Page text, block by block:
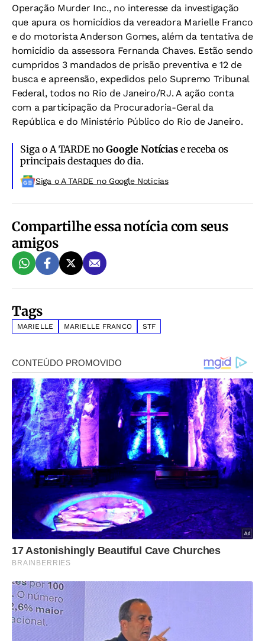
Operação Murder Inc., no interesse da investigação
que apura os homicídios da vereadora Marielle Franco
e do motorista Anderson Gomes, além da tentativa de
homicídio da assessora Fernanda Chaves. Estão sendo
cumpridos 3 mandados de prisão preventiva e 12 de
busca e apreensão, expedidos pelo Supremo Tribunal
Federal, todos no Rio de Janeiro/RJ. A ação conta
com a participação da Procuradoria-Geral da
República e do Ministério Público do Rio de Janeiro.
Siga o A TARDE noGoogle Notíciase receba os
principais destaques do dia.
Siga o A TARDE no Google Noticias
Compartilhe essa notícia com seus
amigos
Tags
MARIELLE MARIELLE FRANCO STF